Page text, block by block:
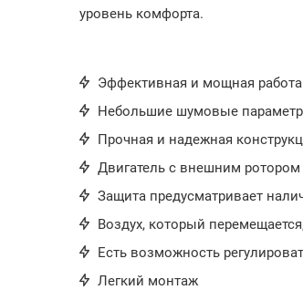
уровень комфорта.
Эффективная и мощная работа
Небольшие шумовые
Прочная и надежная
Двигатель с внешним
Защита предусматривает
Воздух, который
Есть возможность
Легкий монтаж